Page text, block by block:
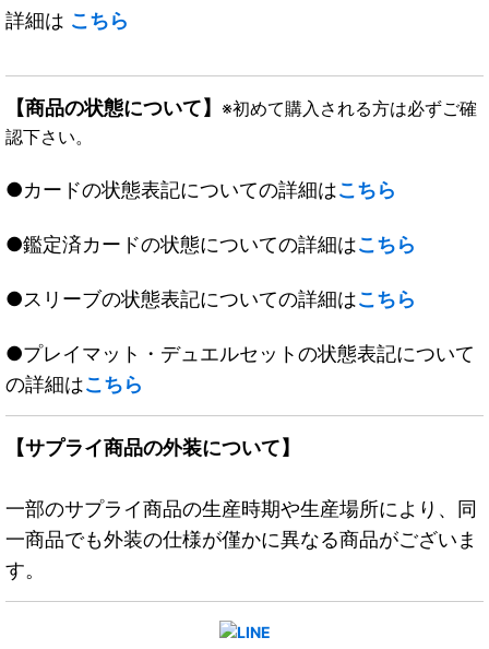
詳細は こちら
【商品の状態について】 ※初めて購入される方は必ずご確
認下さい。
●カードの状態表記についての詳細はこちら
●鑑定済カードの状態についての詳細はこちら
●スリーブの状態表記についての詳細はこちら
●プレイマット・デュエルセットの状態表記について
の詳細はこちら
【サプライ商品の外装について】
一部のサプライ商品の生産時期や生産場所により、同
一商品でも外装の仕様が僅かに異なる商品がございま
す。